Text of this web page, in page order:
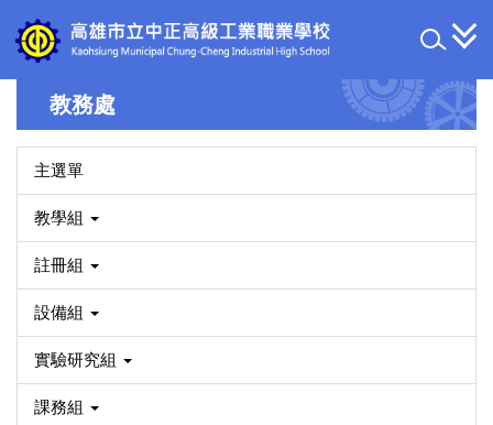
到
主
教務處
主選單
教學組
註冊組
設備組
實驗研究組
課務組